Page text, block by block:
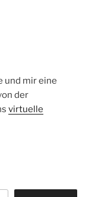
und mir eine
der
virtuelle